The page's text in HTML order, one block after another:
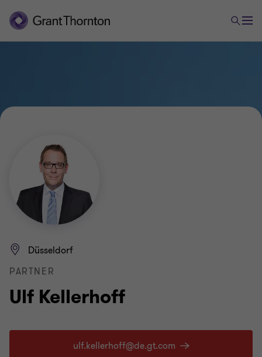
Ulf Kellerhoff
Düsseldorf
PARTNER